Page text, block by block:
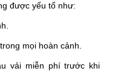
được yếu tố như:
mọi hoàn cảnh.
vải miễn phí trước khi